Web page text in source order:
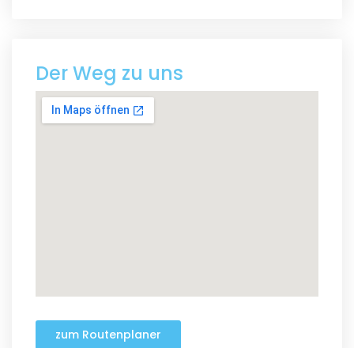
Der Weg zu uns
zum Routenplaner